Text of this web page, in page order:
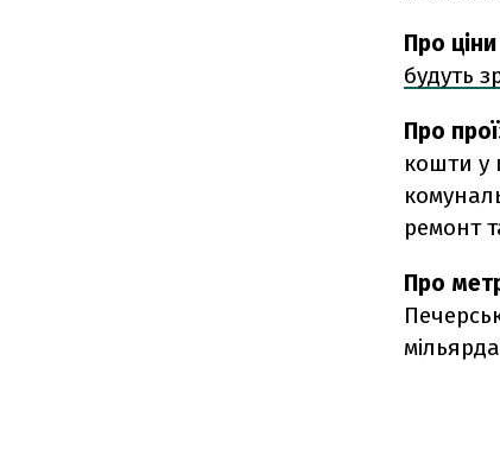
Про
будуть
Про
кошти у
ремонт
Про